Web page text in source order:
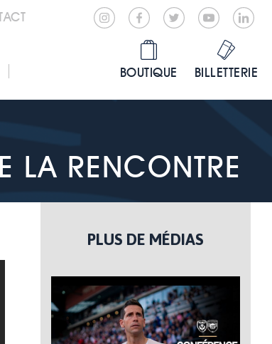
BOUTIQUE BILLETTERIE
LA RENCONTRE
PLUS DE MÉDIAS